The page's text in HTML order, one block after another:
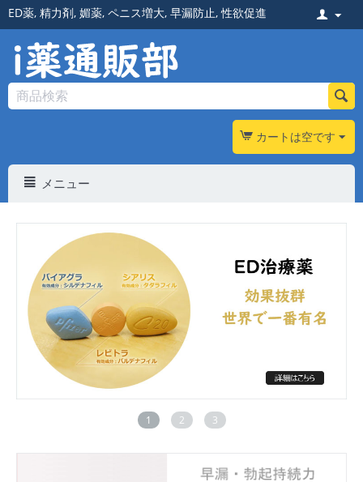
ED薬, 精力剤, 媚薬, ペニス増大, 早漏防止,性欲促進
カートは空です
メニュー
1 2 3